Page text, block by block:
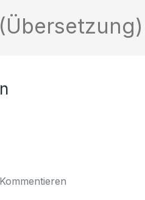
(Übersetzung)
Kommentieren